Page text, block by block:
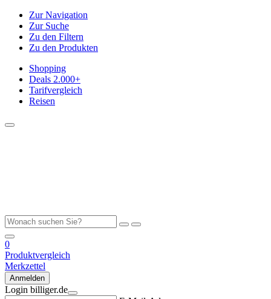
Zur Navigation
Zur Suche
Zu den Filtern
Zu den Produkten
Shopping
Deals 2.000+
Tarifvergleich
Reisen
0
Produktvergleich
Merkzettel
Anmelden
Login billiger.de